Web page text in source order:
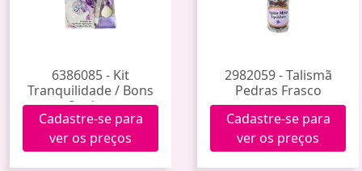
6386085 - Kit
Tranquilidade / Bons
Sonhos
Cadastre-se para
ver os preços
2982059 - Talismã
Pedras Frasco
Cadastre-se para
ver os preços